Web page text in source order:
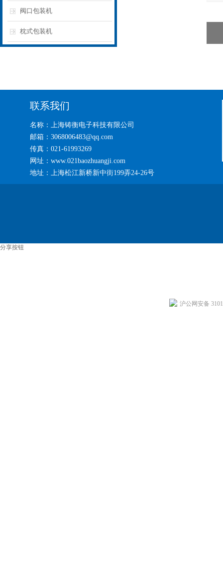
阀口包装机
枕式包装机
联系我们
名称：上海铸衡电子科技有限公司
邮箱：3068006483@qq.com
传真：021-61993269
网址：www.021baozhuangji.com
地址：上海松江新桥新中街199弄24-26号
分享按钮
沪公网安备